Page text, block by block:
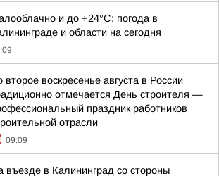
и до +24°С: погода в
и области на сегодня
второе воскресенье августа в России
отмечается День строителя —
праздник работников
отрасли
09:09
въезде в Калининград со стороны